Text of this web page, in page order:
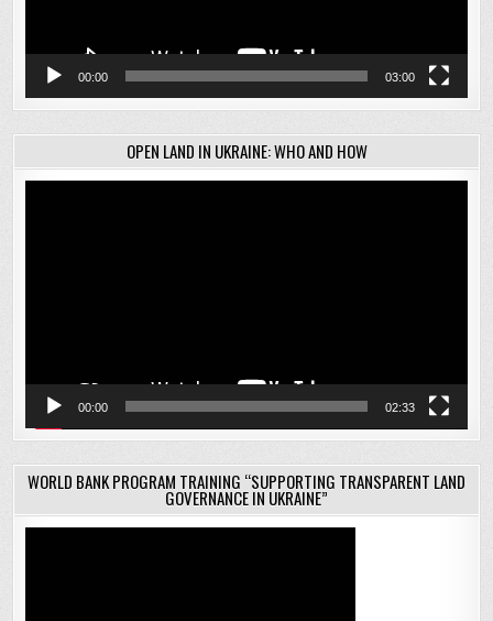
00:00 03:00
OPEN LAND IN UKRAINE: WHO AND HOW
00:00 02:33
WORLD BANK PROGRAM TRAINING “SUPPORTING TRANSPARENT LAND
GOVERNANCE IN UKRAINE”